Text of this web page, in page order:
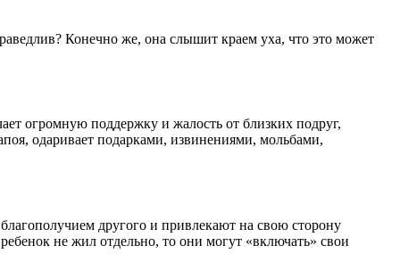
Конечно же, она слышит краем уха, что это может
огромную поддержку и жалость от близких подруг,
одаривает подарками, извинениями, мольбами,
другого и привлекают на свою сторону
не жил отдельно, то они могут «включать» свои